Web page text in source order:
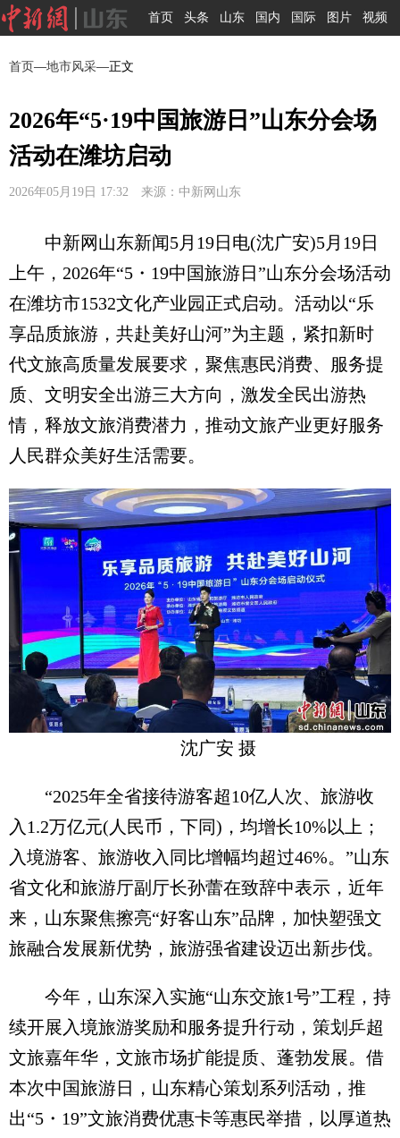
首页 头条 山东 国内 国际 图片 视频
首页—地市风采—正文
2026年“5·19中国旅游日”山东分会场
活动在潍坊启动
2026年05月19日 17:32 来源：中新网山东
中新网山东新闻5月19日电(沈广安)5月19日
上午，2026年“5・19中国旅游日”山东分会场活动
在潍坊市1532文化产业园正式启动。活动以“乐
享品质旅游，共赴美好山河”为主题，紧扣新时
代文旅高质量发展要求，聚焦惠民消费、服务提
质、文明安全出游三大方向，激发全民出游热
情，释放文旅消费潜力，推动文旅产业更好服务
人民群众美好生活需要。
沈广安 摄
“2025年全省接待游客超10亿人次、旅游收
入1.2万亿元(人民币，下同)，均增长10%以上；
入境游客、旅游收入同比增幅均超过46%。”山东
省文化和旅游厅副厅长孙蕾在致辞中表示，近年
来，山东聚焦擦亮“好客山东”品牌，加快塑强文
旅融合发展新优势，旅游强省建设迈出新步伐。
今年，山东深入实施“山东交旅1号”工程，持
续开展入境旅游奖励和服务提升行动，策划乒超
文旅嘉年华，文旅市场扩能提质、蓬勃发展。借
本次中国旅游日，山东精心策划系列活动，推
出“5・19”文旅消费优惠卡等惠民举措，以厚道热